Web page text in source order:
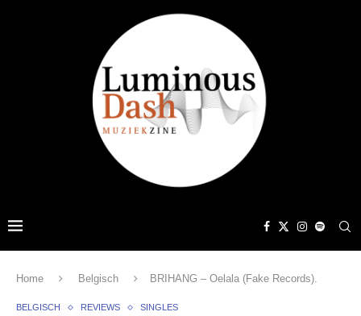
Home Belgisch BRIHANG – Oelala (Fake Records).
BELGISCH REVIEWS SINGLES